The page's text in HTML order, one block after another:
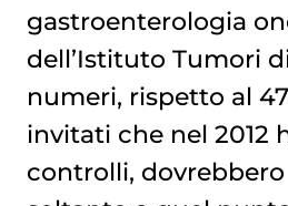
gastroenterologia
dell’Istituto Tumori
numeri, rispetto al
invitati che nel 2012
controlli,